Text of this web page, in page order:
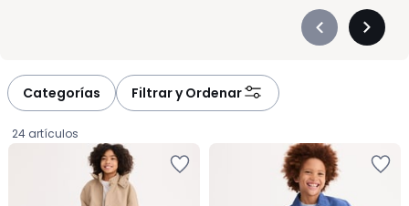
Précédent
Categorías Filtrar y Ordenar
24 artículos